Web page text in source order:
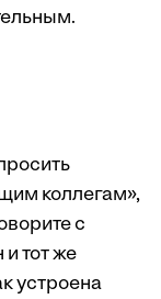
коллегам»,
с
тот же
устроена